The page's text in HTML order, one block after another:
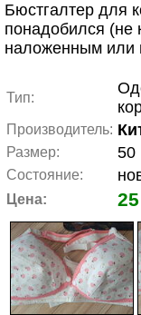
Бюстгалтер для
понадобился
наложенным или
Тип:
Производитель:
Размер: 50
Состояние:
Цена: